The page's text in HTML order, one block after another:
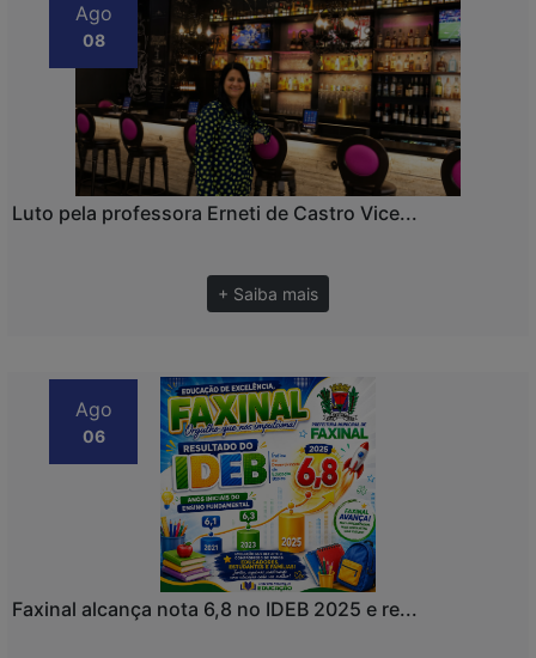
Ago
08
Luto pela professora Erneti de Castro Vice...
+ Saiba mais
Ago
06
Faxinal alcança nota 6,8 no IDEB 2025 e re...